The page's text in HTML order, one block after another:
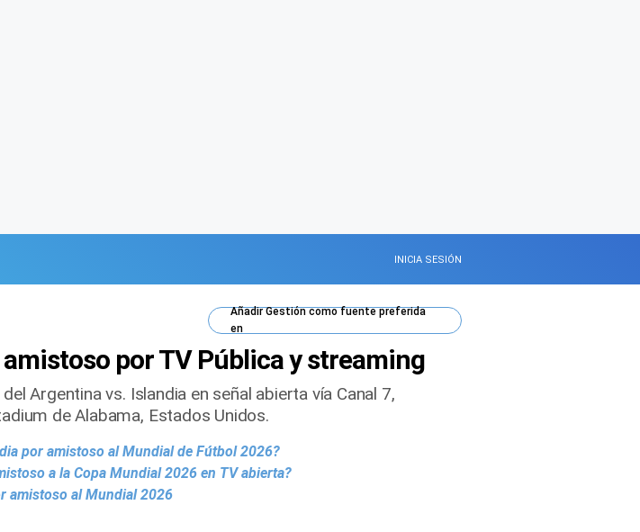
INICIA SESIÓN
AñadirGestióncomo fuente preferida
en
por TV Pública y streaming
Argentina vs. Islandia en señal abierta vía Canal 7,
de Alabama, Estados Unidos.
por amistoso al Mundial de Fútbol 2026?
a la Copa Mundial 2026 en TV abierta?
amistoso al Mundial 2026